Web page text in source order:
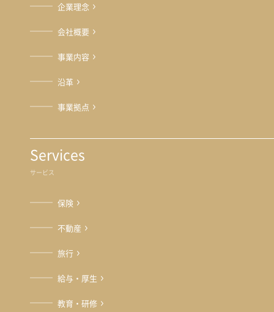
企業理念
会社概要
事業内容
沿革
事業拠点
Services
サービス
保険
不動産
旅行
給与・厚生
教育・研修